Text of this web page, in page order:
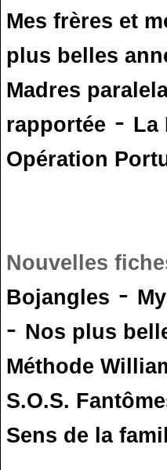
Mes frères et
plus belles
Madres
rapportée - La
Opération
Nouvelles
Bojangles -
- Nos plus
Méthode
S.O.S.
Sens de la